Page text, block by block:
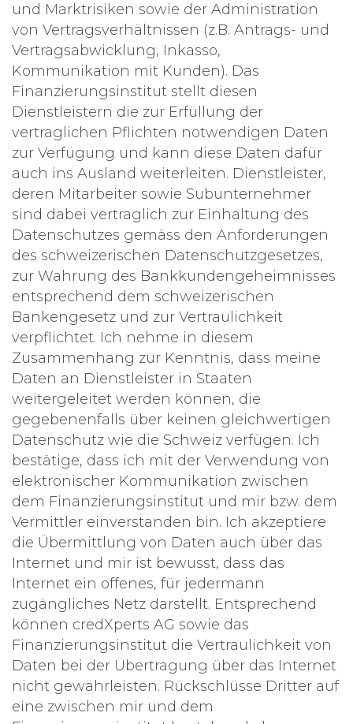
und Marktrisiken sowie der Administration
von Vertragsverhältnissen (z.B. Antrags- und
Vertragsabwicklung, Inkasso,
Kommunikation mit Kunden). Das
Finanzierungsinstitut stellt diesen
Dienstleistern die zur Erfüllung der
vertraglichen Pflichten notwendigen Daten
zur Verfügung und kann diese Daten dafür
auch ins Ausland weiterleiten. Dienstleister,
deren Mitarbeiter sowie Subunternehmer
sind dabei vertraglich zur Einhaltung des
Datenschutzes gemäss den Anforderungen
des schweizerischen Datenschutzgesetzes,
zur Wahrung des Bankkundengeheimnisses
entsprechend dem schweizerischen
Bankengesetz und zur Vertraulichkeit
verpflichtet. Ich nehme in diesem
Zusammenhang zur Kenntnis, dass meine
Daten an Dienstleister in Staaten
weitergeleitet werden können, die
gegebenenfalls über keinen gleichwertigen
Datenschutz wie die Schweiz verfügen. Ich
bestätige, dass ich mit der Verwendung von
elektronischer Kommunikation zwischen
dem Finanzierungsinstitut und mir bzw. dem
Vermittler einverstanden bin. Ich akzeptiere
die Übermittlung von Daten auch über das
Internet und mir ist bewusst, dass das
Internet ein offenes, für jedermann
zugängliches Netz darstellt. Entsprechend
können credXperts AG sowie das
Finanzierungsinstitut die Vertraulichkeit von
Daten bei der Übertragung über das Internet
nicht gewährleisten. Rückschlüsse Dritter auf
eine zwischen mir und dem